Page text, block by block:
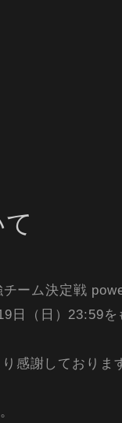
ーム決定戦
日（日）23:59を
感謝しておりま